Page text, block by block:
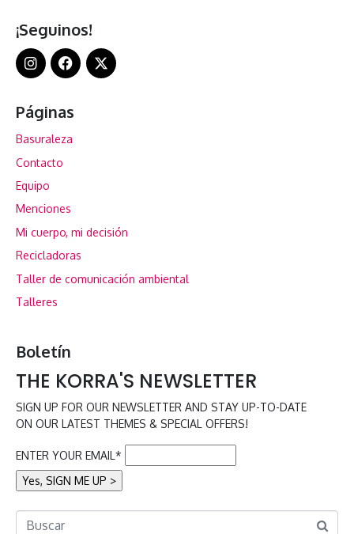
¡Seguinos!
Páginas
Basuraleza
Contacto
Equipo
Menciones
Mi cuerpo, mi decisión
Recicladoras
Taller de comunicación ambiental
Talleres
Boletín
THE KORRA'S NEWSLETTER
SIGN UP FOR OUR NEWSLETTER AND STAY UP-TO-DATE
ON OUR LATEST THEMES & SPECIAL OFFERS!
ENTER YOUR EMAIL*